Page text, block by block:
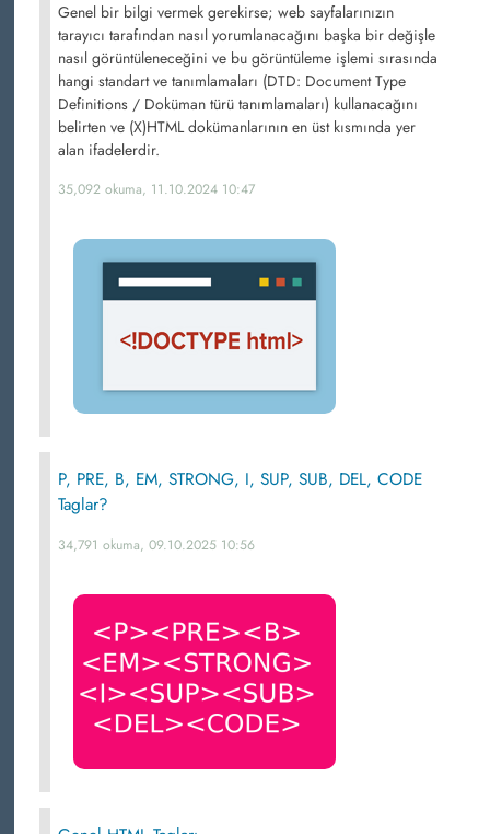
Genel bir bilgi vermek gerekirse; web sayfalarınızın
tarayıcı tarafından nasıl yorumlanacağını başka bir değişle
nasıl görüntüleneceğini ve bu görüntüleme işlemi sırasında
hangi standart ve tanımlamaları (DTD: Document Type
Definitions / Doküman türü tanımlamaları) kullanacağını
belirten ve (X)HTML dokümanlarının en üst kısmında yer
alan ifadelerdir.
35,092 okuma, 11.10.2024 10:47
P, PRE, B, EM, STRONG, I, SUP, SUB, DEL, CODE
Taglar?
34,791 okuma, 09.10.2025 10:56